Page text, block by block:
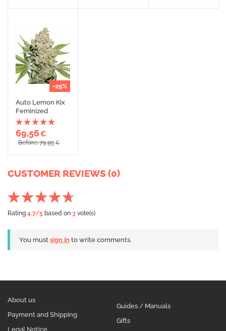
-25%
Auto Lemon Kix
Feminized
69,56€
Before: 79,95€
CUSTOMER REVIEWS (0)
Rating 4.7/5 based on 3 vote(s)
You must sign in to write comments.
About us
Payment and Shipping
Legal Notice
Guides / Manuals
Gifts